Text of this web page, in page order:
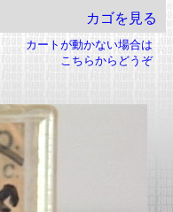
カゴを見る
カートが動かない場合は
こちらからどうぞ